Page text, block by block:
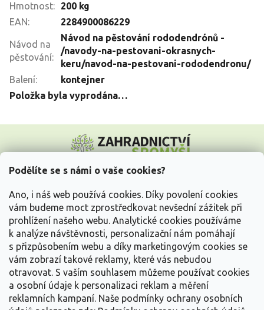
Podělíte se s námi o vaše cookies?
Ano, i náš web používá cookies. Díky povolení cookies
vám budeme moct zprostředkovat nevšední zážitek při
prohlížení našeho webu. Analytické cookies používáme
k analýze návštěvnosti, personalizační nám pomáhají
s přizpůsobením webu a díky marketingovým cookies se
vám zobrazí takové reklamy, které vás nebudou
otravovat. S vaším souhlasem můžeme používat cookies
a osobní údaje k personalizaci reklam a měření
reklamních kampaní. Naše podmínky ochrany osobních
Hmotnost:
200 kg
EAN: 2284900086229
Návod na
pěstování:
Návod na pěstování rododendrónů -
/navody-na-pestovani-okrasnych-
keru/navod-na-pestovani-rododendronu/
Balení:
kontejner
Položka byla vyprodána…
p
Vše o nákupu
Informace pro Vás
Kontakujte nás